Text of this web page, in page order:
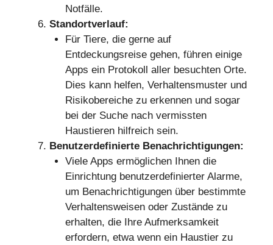
Notfälle.
Standortverlauf:
Für Tiere, die gerne auf
Entdeckungsreise gehen, führen einige
Apps ein Protokoll aller besuchten Orte.
Dies kann helfen, Verhaltensmuster und
Risikobereiche zu erkennen und sogar
bei der Suche nach vermissten
Haustieren hilfreich sein.
Benutzerdefinierte Benachrichtigungen:
Viele Apps ermöglichen Ihnen die
Einrichtung benutzerdefinierter Alarme,
um Benachrichtigungen über bestimmte
Verhaltensweisen oder Zustände zu
erhalten, die Ihre Aufmerksamkeit
erfordern, etwa wenn ein Haustier zu